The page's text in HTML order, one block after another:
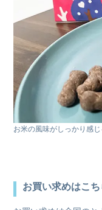
お米の風味がしっかり感
お買い求めはこち